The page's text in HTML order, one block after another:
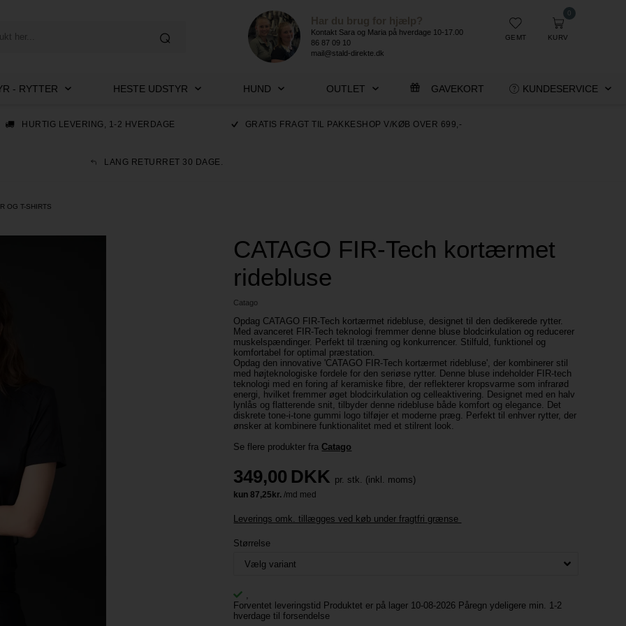
Har du brug for hjælp?
Kontakt Sara og Maria på hverdage 10-17.00
86 87 09 10
mail@stald-direkte.dk
GEMT
0
KURV
- RYTTER HESTE UDSTYR HUND OUTLET GAVEKORT KUNDESERVICE
HURTIG LEVERING, 1-2 HVERDAGE GRATIS FRAGT TIL PAKKESHOP V/KØB OVER 699,-
LANG RETURRET 30 DAGE.
OG T-SHIRTS
CATAGO FIR-Tech kortærmet
ridebluse
Catago
Opdag CATAGO FIR-Tech kortærmet ridebluse, designet til den dedikerede rytter.
Med avanceret FIR-Tech teknologi fremmer denne bluse blodcirkulation og reducerer
muskelspændinger. Perfekt til træning og konkurrencer. Stilfuld, funktionel og
komfortabel for optimal præstation.
Opdag den innovative 'CATAGO FIR-Tech kortærmet ridebluse', der kombinerer stil
med højteknologiske fordele for den seriøse rytter. Denne bluse indeholder FIR-tech
teknologi med en foring af keramiske fibre, der reflekterer kropsvarme som infrarød
energi, hvilket fremmer øget blodcirkulation og celleaktivering. Designet med en halv
lynlås og flatterende snit, tilbyder denne ridebluse både komfort og elegance. Det
diskrete tone-i-tone gummi logo tilføjer et moderne præg. Perfekt til enhver rytter, der
ønsker at kombinere funktionalitet med et stilrent look.
Se flere produkter fra Catago
349,00 DKK pr. stk. (inkl. moms)
Leverings omk. tillægges ved køb under fragtfri grænse
Størrelse
,
Forventet leveringstid Produktet er på lager 10-08-2026 Påregn ydeligere min. 1-2
hverdage til forsendelse